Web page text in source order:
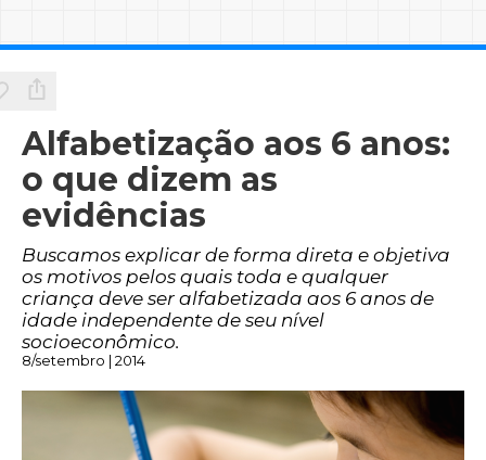
Alfabetização aos 6 anos:
o que dizem as
evidências
Buscamos explicar de forma direta e objetiva
os motivos pelos quais toda e qualquer
criança deve ser alfabetizada aos 6 anos de
idade independente de seu nível
socioeconômico.
8/setembro | 2014